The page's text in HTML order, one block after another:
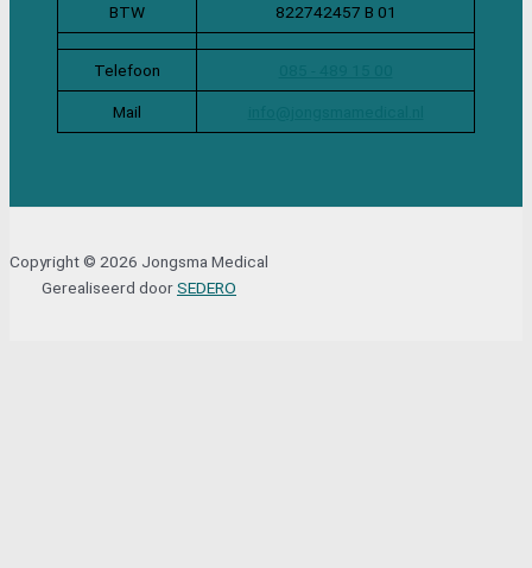
BTW 822742457 B 01
Telefoon
Mail
Copyright © 2026 Jongsma Medical
Gerealiseerd doorSEDERO